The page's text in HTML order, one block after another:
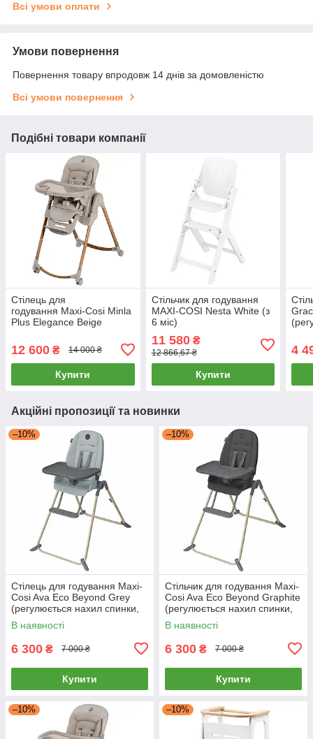
Всі умови оплати
Умови повернення
Повернення товару впродовж 14 днів за домовленістю
Всі умови повернення
Подібні товари компанії
Стілець для
годування Maxi-Cosi Minla
Plus Elegance Beige
складаний) Бежевий
12 600 ₴ 14 000 ₴
Купити
Стільчик для годування
MAXI-COSI Nesta White (з
6 міс)
11 580₴
12 866,67 ₴
Купити
до
4
Акційні пропозиції та новинки
–10%
Стілець для годування Maxi-
Cosi Ava Eco Beyond Grey
(регулюється нахил спинки,
складаний) Світло-сірий
В наявності
6 300 ₴ 7 000 ₴
Купити
–10%
Стільчик для годування Maxi-
Cosi Ava Eco Beyond Graphite
(регулюється нахил спинки,
складаний) Темно-сірий
В наявності
6 300 ₴ 7 000 ₴
Купити
–10% –10%